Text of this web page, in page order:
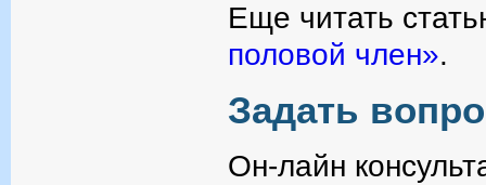
Еще читать
половой член».
Задать
Он-лайн